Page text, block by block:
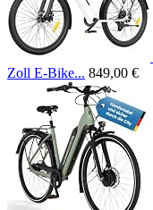
Zoll E-Bike... 849,00 €